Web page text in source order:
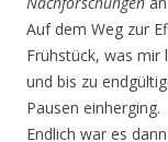
Auf dem Weg zur
Frühstück, was mir
und bis zu
Pausen einherging.
Endlich war es